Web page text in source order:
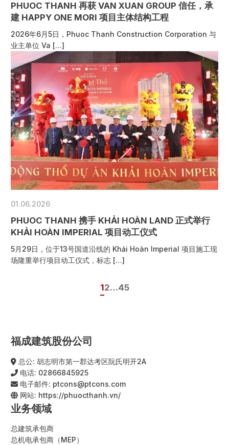
PHUOC THANH 再获 VAN XUAN GROUP 信任，承
建 HAPPY ONE MORI 项目主体结构工程
2026年6月5日，Phuoc Thanh Construction Corporation 与
业主单位 Va […]
01.06.2026
PHUOC THANH 携手 KHẢI HOÀN LAND 正式举行
KHẢI HOÀN IMPERIAL 项目动工仪式
5月29日，位于13号国道沿线的 Khải Hoàn Imperial 项目施工现
场隆重举行项目动工仪式，标志 […]
12…45
福成建筑股份公司
总公: 胡志明市第一郡达考区阮氏明开2A
电话: 02866845925
电子邮件: ptcons@ptcons.com
网站: https://phuocthanh.vn/
业务领域
总建筑承包商
总机电承包商（MEP）